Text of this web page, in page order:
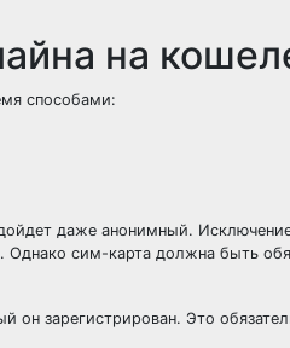
на
способами:
даже анонимный.
сим-карта должна быть
он зарегистрирован. Это